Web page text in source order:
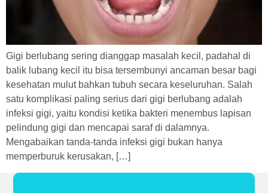
Gigi berlubang sering dianggap masalah kecil, padahal di
balik lubang kecil itu bisa tersembunyi ancaman besar bagi
kesehatan mulut bahkan tubuh secara keseluruhan. Salah
satu komplikasi paling serius dari gigi berlubang adalah
infeksi gigi, yaitu kondisi ketika bakteri menembus lapisan
pelindung gigi dan mencapai saraf di dalamnya.
Mengabaikan tanda-tanda infeksi gigi bukan hanya
memperburuk kerusakan, […]